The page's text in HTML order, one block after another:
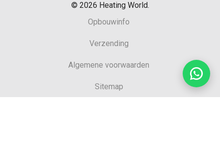
© 2026 Heating World.
Opbouwinfo
Verzending
Algemene voorwaarden
Sitemap